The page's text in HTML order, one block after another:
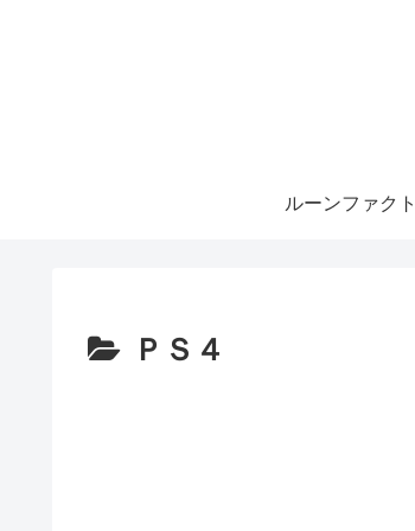
ルーンファク
ＰＳ４